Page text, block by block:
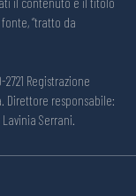
“tratto da
Registrazione
Direttore responsabile:
Lavinia Serrani.